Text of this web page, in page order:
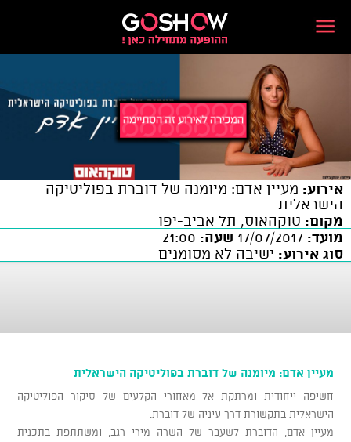
אירוע: מעיין אדם: מיומנה של דוברת בפוליטיקה
הישראלית
מקום: טוקהאוס, תל אביב-יפו
מועד:
שעה:
סוג אירוע: ישיבה לא מסומנים
מעיין אדם: מיומנה של דוברת בפוליטיקה הישראלית
חשיפה ייחודית ומרתקת אל מאחורי הקלעים של סיקור הפוליטיקה
הישראלית בתקשורת דרך עיניה של דוברת.
מעיין אדם, הדוברת לשעבר של השרה מירי רגב, ומשתתפת בתכנית